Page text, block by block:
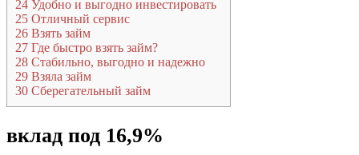
24 Удобно и выгодно инвестировать
25 Отличный сервис
26 Взять займ
27 Где быстро взять займ?
28 Стабильно, выгодно и надежно
29 Взяла займ
30 Сберегательный займ
вклад под 16,9%